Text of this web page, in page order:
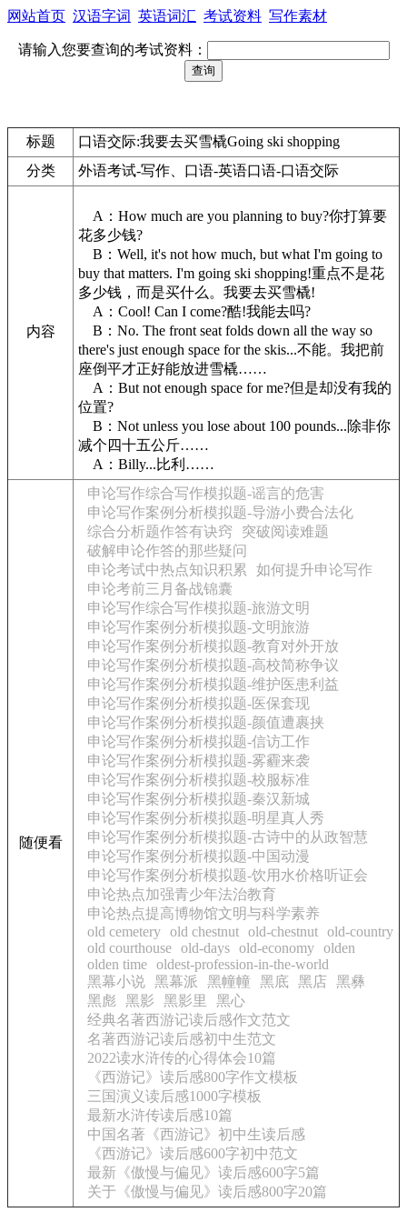
网站首页 汉语字词 英语词汇 考试资料 写作素材
请输入您要查询的考试资料：
标题
口语交际:我要去买雪橇Going ski shopping
分类
外语考试-写作、口语-英语口语-口语交际
内容
A：How much are you planning to buy?你打算要
花多少钱?
B：Well, it's not how much, but what I'm going to
buy that matters. I'm going ski shopping!重点不是花
多少钱，而是买什么。我要去买雪橇!
A：Cool! Can I come?酷!我能去吗?
B：No. The front seat folds down all the way so
there's just enough space for the skis...不能。我把前
座倒平才正好能放进雪橇……
A：But not enough space for me?但是却没有我的
位置?
B：Not unless you lose about 100 pounds...除非你
减个四十五公斤……
A：Billy...比利……
随便看
申论写作综合写作模拟题-谣言的危害
申论写作案例分析模拟题-导游小费合法化
综合分析题作答有诀窍
突破阅读难题
破解申论作答的那些疑问
申论考试中热点知识积累
如何提升申论写作
申论考前三月备战锦囊
申论写作综合写作模拟题-旅游文明
申论写作案例分析模拟题-文明旅游
申论写作案例分析模拟题-教育对外开放
申论写作案例分析模拟题-高校简称争议
申论写作案例分析模拟题-维护医患利益
申论写作案例分析模拟题-医保套现
申论写作案例分析模拟题-颜值遭裹挟
申论写作案例分析模拟题-信访工作
申论写作案例分析模拟题-雾霾来袭
申论写作案例分析模拟题-校服标准
申论写作案例分析模拟题-秦汉新城
申论写作案例分析模拟题-明星真人秀
申论写作案例分析模拟题-古诗中的从政智慧
申论写作案例分析模拟题-中国动漫
申论写作案例分析模拟题-饮用水价格听证会
申论热点加强青少年法治教育
申论热点提高博物馆文明与科学素养
old cemetery old chestnut old-chestnut old-country
old courthouse old-days old-economy olden
olden time oldest-profession-in-the-world
黑幕小说 黑幕派 黑幢幢 黑底 黑店 黑彝
黑彪 黑影 黑影里
黑心
经典名著西游记读后感作文范文
名著西游记读后感初中生范文
2022读水浒传的心得体会10篇
《西游记》读后感800字作文模板
三国演义读后感1000字模板
最新水浒传读后感10篇
中国名著《西游记》初中生读后感
《西游记》读后感600字初中范文
最新《傲慢与偏见》读后感600字5篇
关于《傲慢与偏见》读后感800字20篇